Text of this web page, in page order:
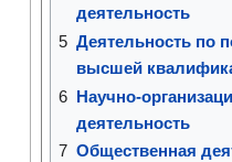
деятельность
5 Деятельность по
высшей
6 Научно-
деятельность
7 Общественная